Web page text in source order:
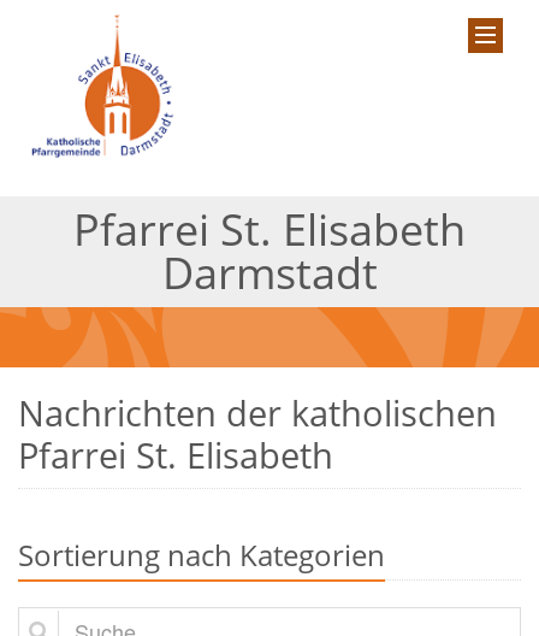
Pfarrei St. Elisabeth
Darmstadt
Nachrichten der katholischen
Pfarrei St. Elisabeth
Sortierung nach Kategorien
Suche